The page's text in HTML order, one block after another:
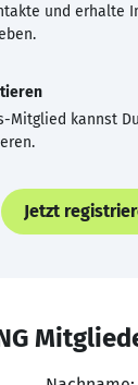
und erhalte
Mitglied kannst
Jetzt